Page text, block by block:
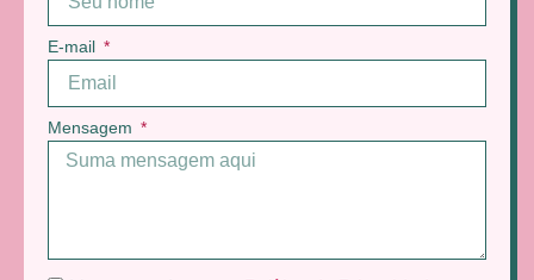
E-mail
Mensagem